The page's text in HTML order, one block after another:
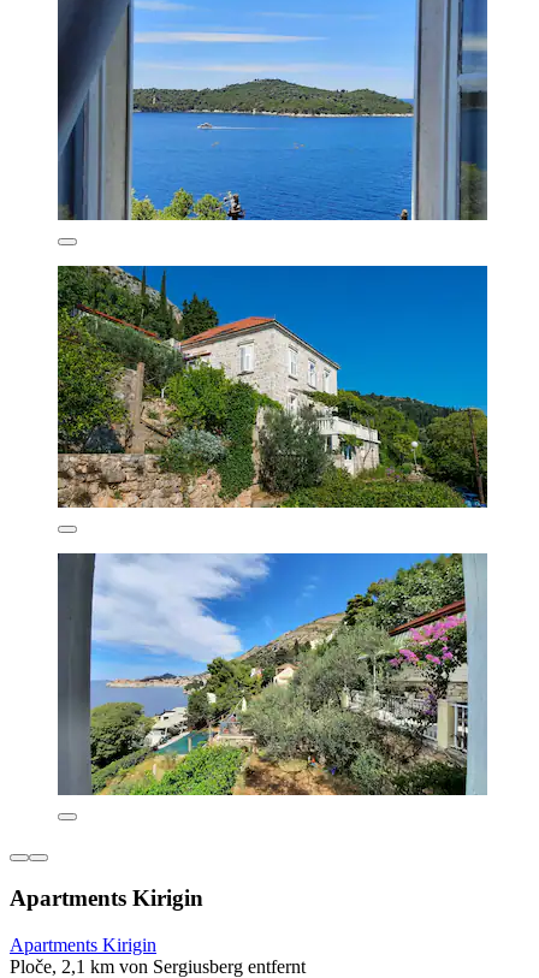
Apartments Kirigin
Apartments Kirigin
Ploče, 2,1 km von Sergiusberg entfernt